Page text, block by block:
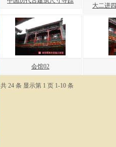
大二进
会馆02
共 24 条 显示第 1 页 1-10 条